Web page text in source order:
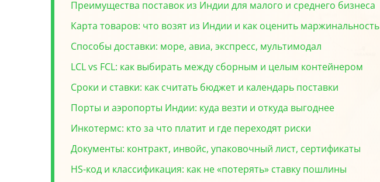
Преимущества поставок из Индии для малого и среднего бизнеса
Карта товаров: что возят из Индии и как оценить маржинальность
Способы доставки: море, авиа, экспресс, мультимодал
LCL vs FCL: как выбирать между сборным и целым контейнером
Сроки и ставки: как считать бюджет и календарь поставки
Порты и аэропорты Индии: куда везти и откуда выгоднее
Инкотермс: кто за что платит и где переходят риски
Документы: контракт, инвойс, упаковочный лист, сертификаты
HS-код и классификация: как не «потерять» ставку пошлины